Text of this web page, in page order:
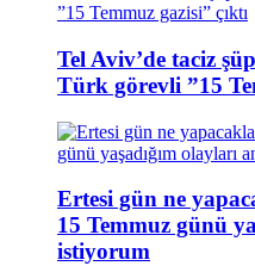
Tel Aviv’de taciz
Türk görevli ”15
Ertesi gün ne
15 Temmuz günü
istiyorum